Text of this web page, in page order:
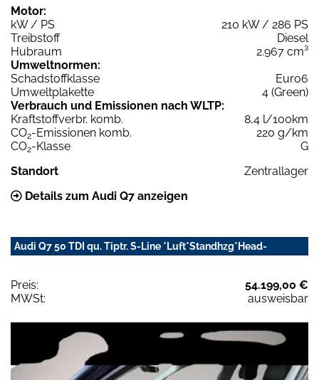
Motor:
kW / PS
210 kW / 286 PS
Treibstoff
Diesel
Hubraum
2.967 cm³
Umweltnormen:
Schadstoffklasse
Euro6
Umweltplakette
4 (Green)
Verbrauch und Emissionen nach WLTP:
Kraftstoffverbr. komb.
8,4 l/100km
CO2-Emissionen komb.
220 g/km
CO2-Klasse
G
Standort
Zentrallager
Details zum Audi Q7 anzeigen
Audi Q7 50 TDI qu. Tiptr. S-Line *Luft*Standhzg*Head-
Preis:
54.199,00 €
MWSt:
ausweisbar